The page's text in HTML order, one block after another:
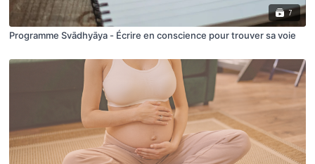
7
Programme Svādhyāya - Écrire en conscience pour trouver sa voie